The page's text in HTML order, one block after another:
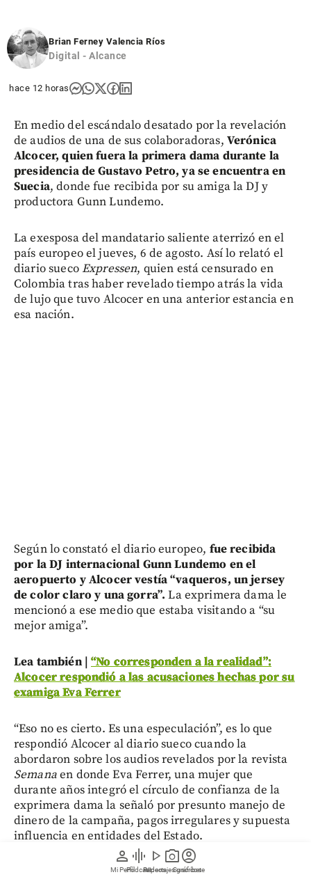
person
Mi Perfil
graphic_eq
Pódcast
play_arrow
Videos
photo_camera
Reportajes gráficos
account_circle
Suscríbete
Brian Ferney Valencia Ríos
Digital - Alcance
hace 12 horas
En medio del escándalo desatado por la revelación
de audios de una de sus colaboradoras, Verónica
Alcocer, quien fuera la primera dama durante la
presidencia de Gustavo Petro, ya se encuentra en
Suecia, donde fue recibida por su amiga la DJ y
productora Gunn Lundemo.
La exesposa del mandatario saliente aterrizó en el
país europeo el jueves, 6 de agosto. Así lo relató el
diario suecoExpressen, quien está censurado en
Colombia tras haber revelado tiempo atrás la vida
de lujo que tuvo Alcocer en una anterior estancia en
esa nación.
Según lo constató el diario europeo, fue recibida
por la DJ internacional Gunn Lundemo en el
aeropuerto y Alcocer vestía “vaqueros, un jersey
de color claro y una gorra”. La exprimera dama le
mencionó a ese medio que estaba visitando a “su
mejor amiga”.
Lea también |“No corresponden a la realidad”:
Alcocer respondió a las acusaciones hechas por su
examiga Eva Ferrer
“Eso no es cierto. Es una especulación”, es lo que
respondió Alcocer al diario sueco cuando la
abordaron sobre los audios revelados por la revista
Semanaen donde Eva Ferrer, una mujer que
durante años integró el círculo de confianza de la
exprimera dama la señaló por presunto manejo de
dinero de la campaña, pagos irregulares y supuesta
influencia en entidades del Estado.